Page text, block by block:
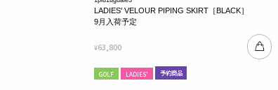
LADIES' VELOUR PIPING SKIRT［BLACK］
9月入荷予定
¥63,800
GOLF LADIES' 予約商品